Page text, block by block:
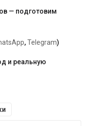
— подготовим
,Telegram)
и реальную